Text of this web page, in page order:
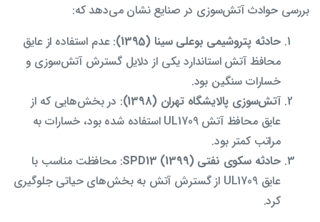
بررسی حوادث آتش‌سوزی در صنایع نشان می‌دهد که:
حادثه پتروشیمی بوعلی سینا (1395)
: عدم استفاده از عایق
محافظ آتش استاندارد یکی از دلایل گسترش آتش‌سوزی و
خسارات سنگین بود.
آتش‌سوزی پالایشگاه تهران (1398)
: در بخش‌هایی که از
عایق محافظ آتش UL1709 استفاده شده بود، خسارات به
مراتب کمتر بود.
حادثه سکوی نفتی SPD13 (1399)
: محافظت مناسب با
عایق UL1709 از گسترش آتش به بخش‌های حیاتی جلوگیری
کرد.